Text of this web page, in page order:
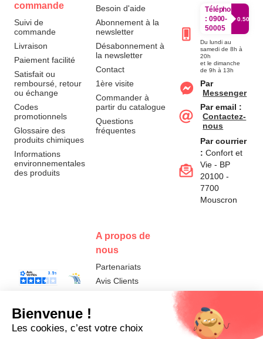
commande
Suivi de
commande
Livraison
Paiement facilité
Satisfait ou
remboursé, retour
ou échange
Codes
promotionnels
Glossaire des
produits chimiques
Informations
environnementales
des produits
Besoin d'aide
Abonnement à la
newsletter
Désabonnement à
la newsletter
Contact
1ère visite
Commander à
partir du catalogue
Questions
fréquentes
A propos de
nous
Partenariats
Avis Clients
Téléphone
: 0900-
50005
0.50€/
Du lundi au
samedi de 8h à
20h
et le dimanche
de 9h à 13h
Par
Messenger
Par email :
Contactez-
nous
Par courrier
: Confort et
Vie - BP
20100 -
7700
Mouscron
Données
personnelles et
Paramétrer
les cookies
légales
Conditions
générales de